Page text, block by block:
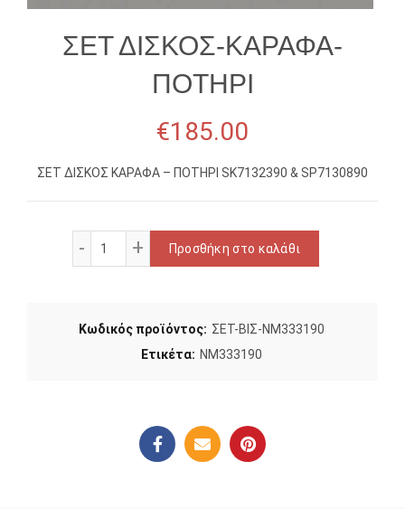
ΣΕΤ ΔΙΣΚΟΣ-ΚΑΡΑΦΑ-
ΠΟΤΗΡΙ
€185.00
ΣΕΤ ΔΙΣΚΟΣ ΚΑΡΑΦΑ – ΠΟΤΗΡΙ SK7132390 & SP7130890
ΣΕΤ ΔΙΣΚΟΣ-ΚΑΡΑΦΑ-ΠΟΤΗΡΙ ποσότητα
Προσθήκη στο καλάθι
Κωδικός προϊόντος: ΣΕΤ-ΒΙΣ-NM333190
Ετικέτα: NM333190